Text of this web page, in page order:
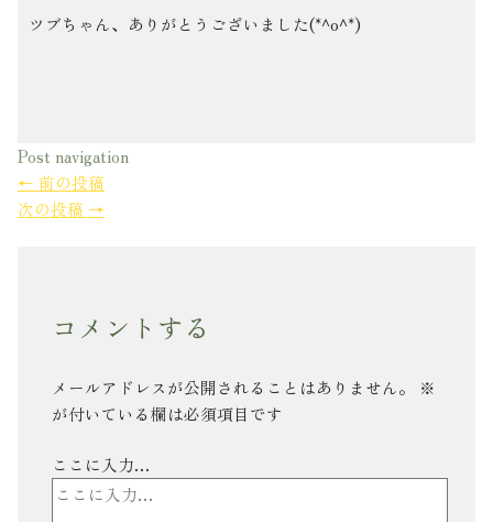
ツブちゃん、ありがとうございました(*^o^*)
Post navigation
← 前の投稿
次の投稿 →
コメントする
メールアドレスが公開されることはありません。
※
が付いている欄は必須項目です
ここに入力…